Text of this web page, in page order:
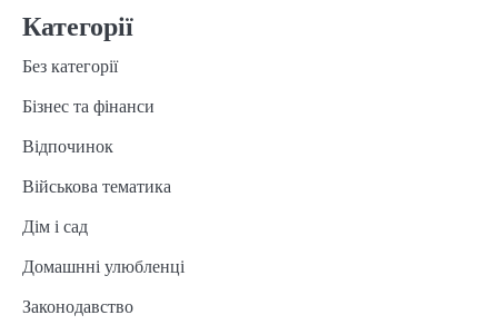
Категорії
Без категорії
Бізнес та фінанси
Відпочинок
Військова тематика
Дім і сад
Домашнні улюбленці
Законодавство